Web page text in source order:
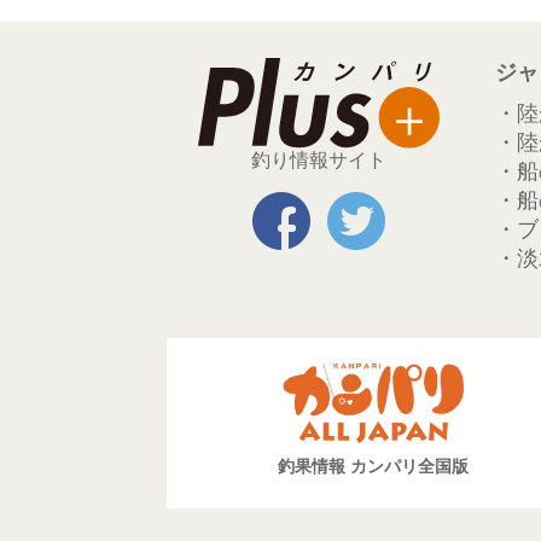
釣り情報サイト
ジ
・
・
・
・
・
・
釣果情報 カンパリ全国版